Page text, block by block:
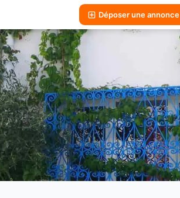
Déposer une annonce